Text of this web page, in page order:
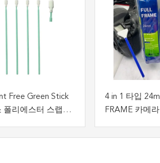
Free Green Stick
폴리에스터 스랩
4 in 1 타입
FRAME 카메